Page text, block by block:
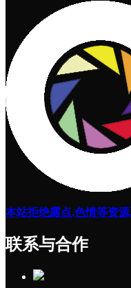
本站拒绝露点,色情等资
联系与合作